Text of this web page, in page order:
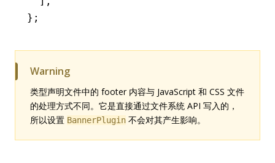
};
Warning
类型声明文件中的 footer 内容与 JavaScript 和 CSS 文件
的处理方式不同。它是直接通过文件系统 API 写入的，
所以设置 BannerPlugin 不会对其产生影响。